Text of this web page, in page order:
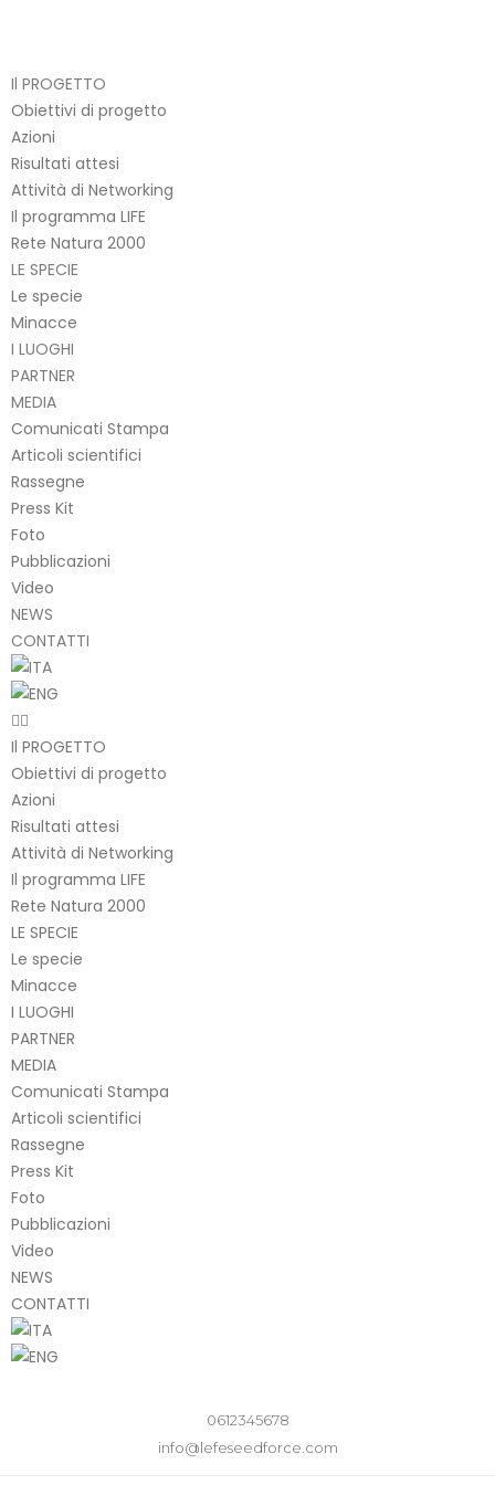
Il PROGETTO
Obiettivi di progetto
Azioni
Risultati attesi
Attività di Networking
Il programma LIFE
Rete Natura 2000
LE SPECIE
Le specie
Minacce
I LUOGHI
PARTNER
MEDIA
Comunicati Stampa
Articoli scientifici
Rassegne
Press Kit
Foto
Pubblicazioni
Video
NEWS
CONTATTI
Il PROGETTO
Obiettivi di progetto
Azioni
Risultati attesi
Attività di Networking
Il programma LIFE
Rete Natura 2000
LE SPECIE
Le specie
Minacce
I LUOGHI
PARTNER
MEDIA
Comunicati Stampa
Articoli scientifici
Rassegne
Press Kit
Foto
Pubblicazioni
Video
NEWS
CONTATTI
0612345678
info@lefeseedforce.com